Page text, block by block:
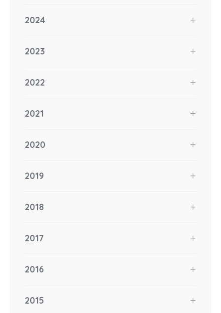
2024
2023
2022
2021
2020
2019
2018
2017
2016
2015